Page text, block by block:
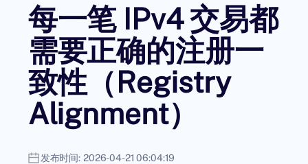
每一笔 IPv4 交易都
需要正确的注册一
致性（Registry
Alignment）
发布时间: 2026-04-21 06:04:19